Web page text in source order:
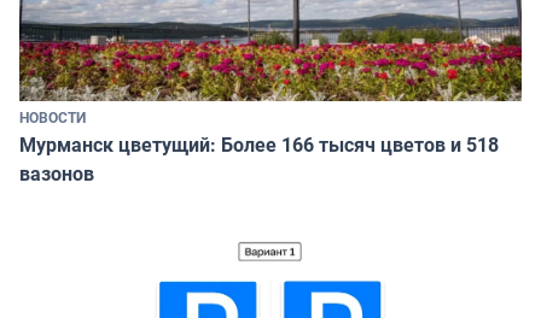
НОВОСТИ
Мурманск цветущий: Более 166 тысяч цветов и 518
вазонов